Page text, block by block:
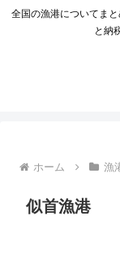
全国の漁港についてま
と納
ホーム 漁
似首漁港